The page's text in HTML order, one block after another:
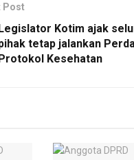
Post
Kotim ajak
tetap jalankan Perda
Kesehatan